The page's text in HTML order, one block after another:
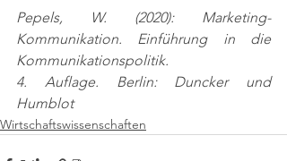
Pepels, W. (2020): Marketing-
Kommunikation. Einführung in die
Kommunikationspolitik.
4. Auflage. Berlin: Duncker und
Humblot
Wirtschaftswissenschaften